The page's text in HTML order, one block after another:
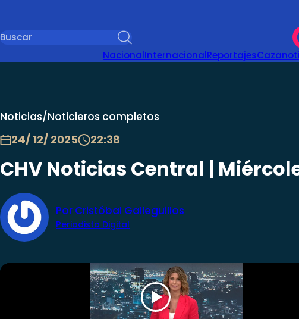
NacionalInternacionalReportajes
Noticias/Noticieros completos
24/ 12/ 2025 22:38
CHV Noticias Central |
Por Cristóbal Galleguillos
Periodista Digital